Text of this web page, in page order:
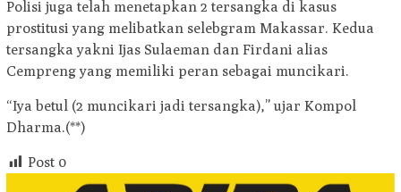
Polisi juga telah menetapkan 2 tersangka di kasus
prostitusi yang melibatkan selebgram Makassar. Kedua
tersangka yakni Ijas Sulaeman dan Firdani alias
Cempreng yang memiliki peran sebagai muncikari.
“Iya betul (2 muncikari jadi tersangka),” ujar Kompol
Dharma.(**)
Post 0